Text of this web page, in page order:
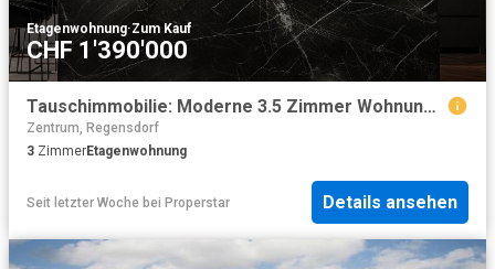
Etagenwohnung·Zum Kauf
CHF 1'390'000
Tauschimmobilie: Moderne 3.5 Zimmer Wohnung im Herzen von Zürich
Zentrum, Regensdorf
3 ZimmerEtagenwohnung
Seit letzter Woche bei Properstar Details ansehen